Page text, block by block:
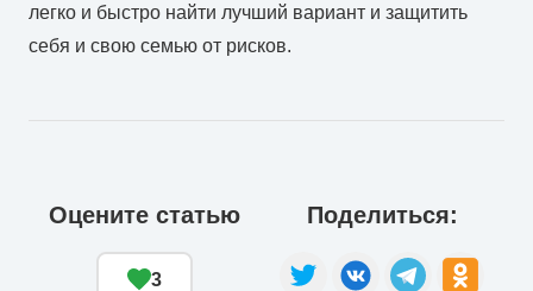
легко и быстро найти лучший вариант и защитить
себя и свою семью от рисков.
Оцените статью
3
Поделиться: